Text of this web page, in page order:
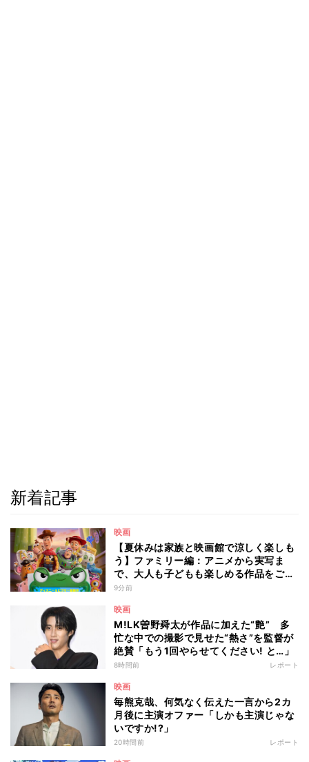
新着記事
映画
【夏休みは家族と映画館で涼しく楽しも
う】ファミリー編：アニメから実写ま
で、大人も子どもも楽しめる作品をご紹
介 - 編集部が注目する最新映画5選
9分前
映画
M!LK曽野舜太が作品に加えた“艶” 多
忙な中での撮影で見せた“熱さ”を監督が
絶賛「もう1回やらせてください! と…」
8時間前 レポート
映画
毎熊克哉、何気なく伝えた一言から2カ
月後に主演オファー「しかも主演じゃな
いですか!?」
20時間前 レポート